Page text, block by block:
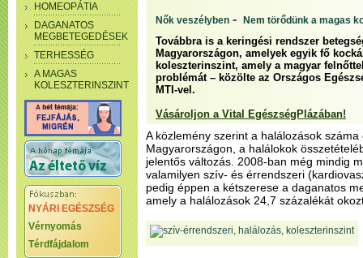
HOMEOPÁTIA
DAGANATOS
MEGBETEGEDÉSEK
TERHESSÉG
A MAGAS
KOLESZTERINSZINT
NYÁRI EGÉSZSÉG
Vérnyomás
Térdfájdalom
Nők veszélyben - Nem törődünk a magas
Továbbra is a keringési rendszer
Magyarországon, amelyek egyik fő
koleszterinszint, amely a magyar
problémát – közölte az Országos
MTI-vel.
Vásároljon a Vital EgészségPlázában!
A közlemény szerint a halálozások
Magyarországon, a halálokok
jelentős változás. 2008-ban még mindig
valamilyen szív- és érrendszeri
pedig éppen a kétszerese a daganatos
amely a halálozások 24,7 százalékát